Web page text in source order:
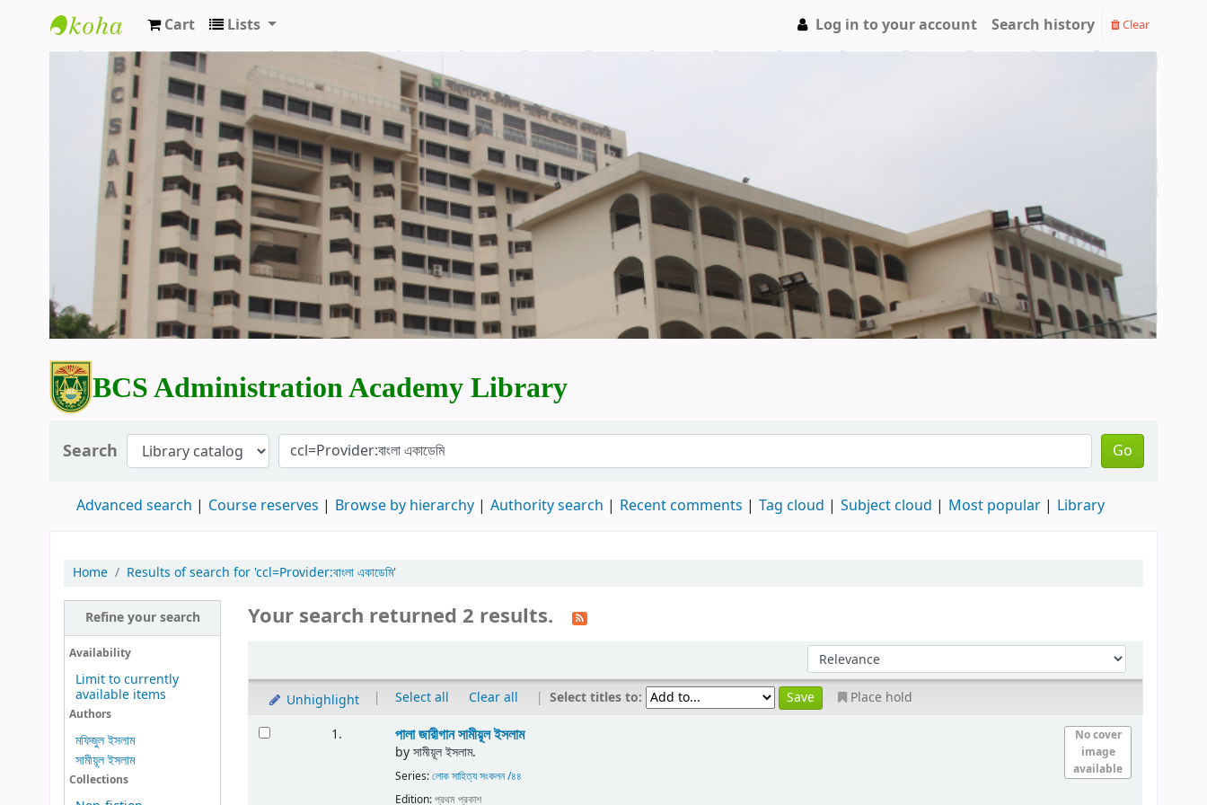
BCS Administration Academy Library
Cart Lists Log in to your account Search history Clear
BCS Administration Academy Library
Search Go
Advanced search Course reserves Browse by hierarchy Authority search Recent comments Tag cloud Subject cloud Most popular Library
Home Results of search for 'ccl=Provider:বাংলা একাডেমি'
Refine your search
Availability
Limit to currently
available items
Authors
মফিজুল ইসলাম
সামীয়ূল ইসলাম
Collections
Your search returned 2 results.
Unhighlight | Select all Clear all | Select titles to:
Place hold
1.
No cover
image
available
পালা জারীগানসামীয়ূল ইসলাম
byসামীয়ূল ইসলাম.
Series:লোক সাহিত্য সংকলন /৪৪
Edition:প্রথম প্রকাশ